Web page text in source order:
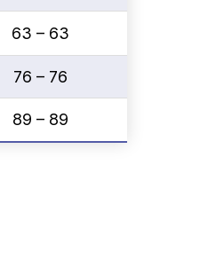
63 – 63
76 – 76
89 – 89